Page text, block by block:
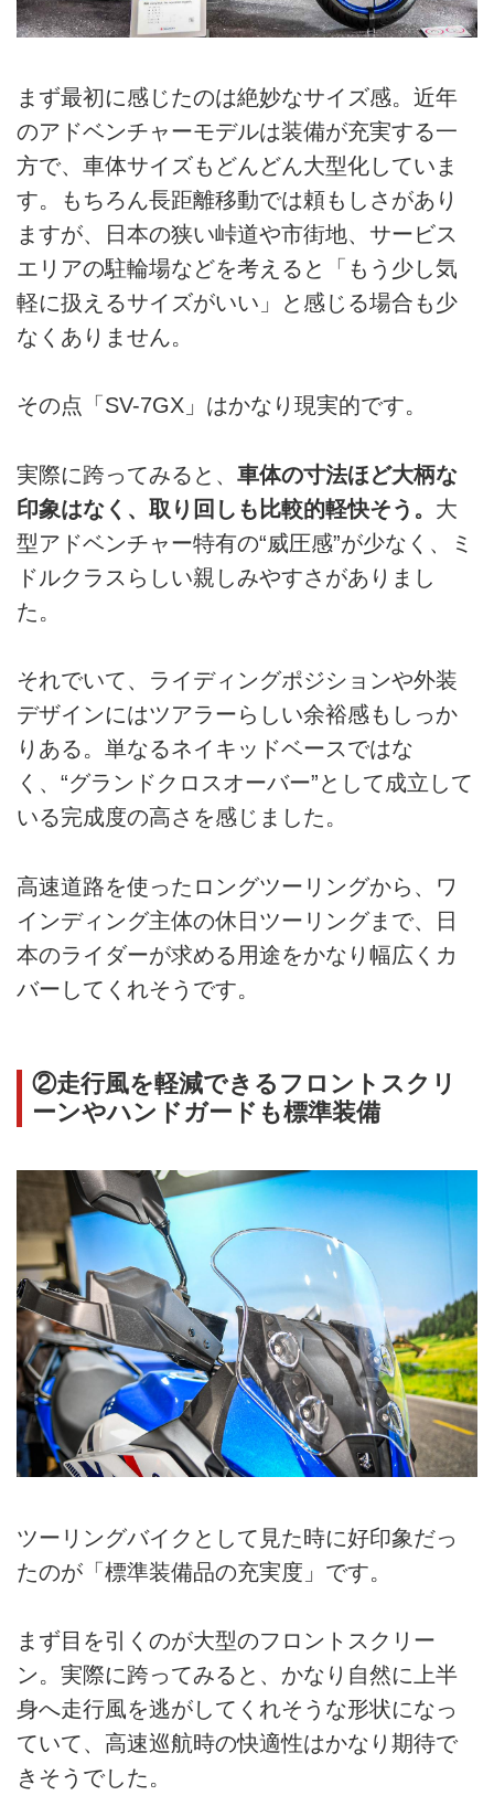
まず最初に感じたのは絶妙なサイズ感。近年
のアドベンチャーモデルは装備が充実する一
方で、車体サイズもどんどん大型化していま
す。もちろん長距離移動では頼もしさがあり
ますが、日本の狭い峠道や市街地、サービス
エリアの駐輪場などを考えると「もう少し気
軽に扱えるサイズがいい」と感じる場合も少
なくありません。
その点「SV-7GX」はかなり現実的です。
実際に跨ってみると、 車体の寸法ほど大柄な
印象はなく、取り回しも比較的軽快そう。 大
型アドベンチャー特有の“威圧感”が少なく、ミ
ドルクラスらしい親しみやすさがありまし
た。
それでいて、ライディングポジションや外装
デザインにはツアラーらしい余裕感もしっか
りある。単なるネイキッドベースではな
く、“グランドクロスオーバー”として成立して
いる完成度の高さを感じました。
高速道路を使ったロングツーリングから、ワ
インディング主体の休日ツーリングまで、日
本のライダーが求める用途をかなり幅広くカ
バーしてくれそうです。
②走行風を軽減できるフロントスクリ
ーンやハンドガードも標準装備
ツーリングバイクとして見た時に好印象だっ
たのが「標準装備品の充実度」です。
まず目を引くのが大型のフロントスクリー
ン。実際に跨ってみると、かなり自然に上半
身へ走行風を逃がしてくれそうな形状になっ
ていて、高速巡航時の快適性はかなり期待で
きそうでした。